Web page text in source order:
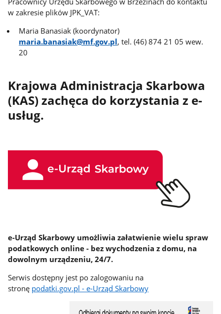
w zakresie plików JPK_VAT:
Maria Banasiak (koordynator)
maria.banasiak@mf.gov.pl, tel. (46) 874 21 05 wew.
20
Krajowa Administracja Skarbowa
(KAS) zachęca do korzystania z e-
usług.
e-Urząd Skarbowy umożliwia załatwienie wielu spraw
podatkowych online - bez wychodzenia z domu, na
dowolnym urządzeniu, 24/7.
Serwis dostępny jest po zalogowaniu na
stronę podatki.gov.pl - e-Urząd Skarbowy